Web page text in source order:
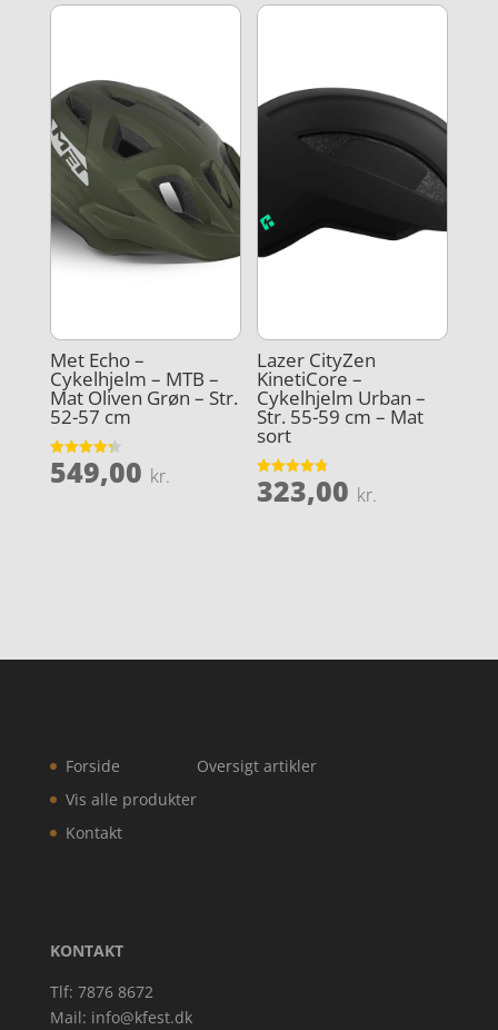
Met Echo –
Cykelhjelm – MTB –
Mat Oliven Grøn – Str.
52-57 cm
Vurderet
4.3
549,00 kr.
Lazer CityZen
KinetiCore –
Cykelhjelm Urban –
Str. 55-59 cm – Mat
sort
Vurderet
4.8
323,00 kr.
Forside
Vis alle produkter
Kontakt
Oversigt artikler
KONTAKT
Tlf: 7876 8672
Mail: info@kfest.dk